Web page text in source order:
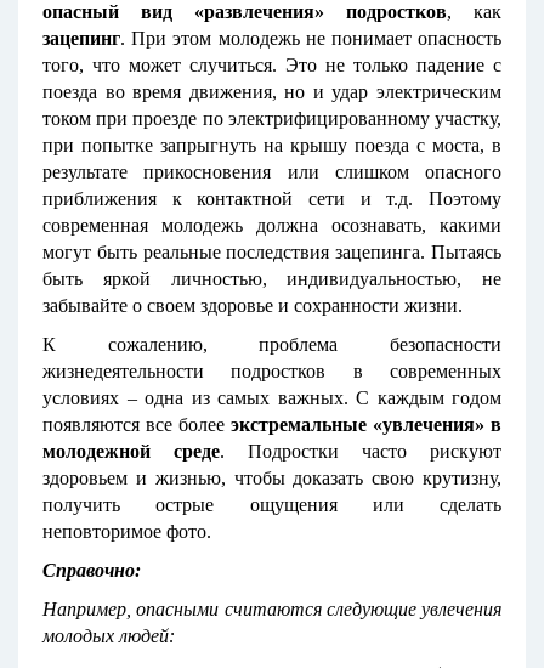
опасный вид «развлечения» подростков, как
зацепинг. При этом молодежь не понимает опасность
того, что может случиться. Это не только падение с
поезда во время движения, но и удар электрическим
током при проезде по электрифицированному участку,
при попытке запрыгнуть на крышу поезда с моста, в
результате прикосновения или слишком опасного
приближения к контактной сети и т.д. Поэтому
современная молодежь должна осознавать, какими
могут быть реальные последствия зацепинга. Пытаясь
быть яркой личностью, индивидуальностью, не
забывайте о своем здоровье и сохранности жизни.
К сожалению, проблема безопасности
жизнедеятельности подростков в современных
условиях – одна из самых важных. С каждым годом
появляются все более экстремальные «увлечения» в
молодежной среде. Подростки часто рискуют
здоровьем и жизнью, чтобы доказать свою крутизну,
получить острые ощущения или сделать
неповторимое фото.
Справочно:
Например, опасными считаются следующие увлечения
молодых людей: